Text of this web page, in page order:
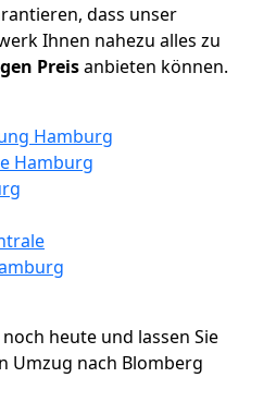
dass unser
Ihnen nahezu alles zu
Preisanbieten können.
Hamburg
Hamburg
heute und lassen Sie
Umzug nach Blomberg